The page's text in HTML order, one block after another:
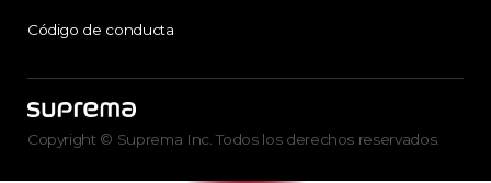
Código de conducta
Copyright © Suprema Inc. Todos los derechos reservados.